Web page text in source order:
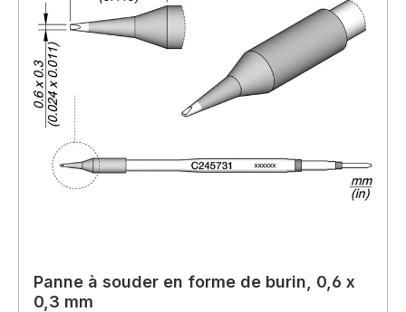
Panne à souder en forme de burin, 0,6 x
0,3 mm